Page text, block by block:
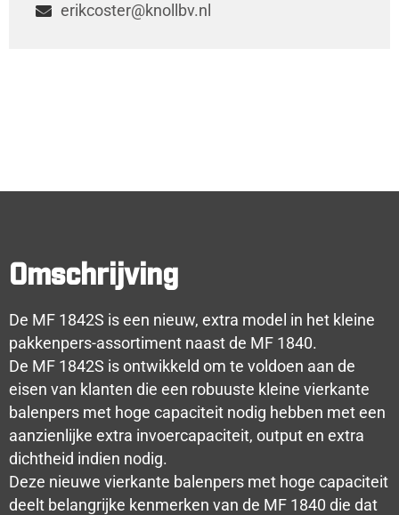
erikcoster@knollbv.nl
Omschrijving
De MF 1842S is een nieuw, extra model in het kleine
pakkenpers-assortiment naast de MF 1840.
De MF 1842S is ontwikkeld om te voldoen aan de
eisen van klanten die een robuuste kleine vierkante
balenpers met hoge capaciteit nodig hebben met een
aanzienlijke extra invoercapaciteit, output en extra
dichtheid indien nodig.
Deze nieuwe vierkante balenpers met hoge capaciteit
deelt belangrijke kenmerken van de MF 1840 die dat